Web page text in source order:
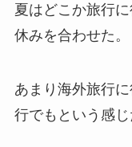
夏はどこか旅行
休みを合わせた。
あまり海外旅行
行でもという感じ